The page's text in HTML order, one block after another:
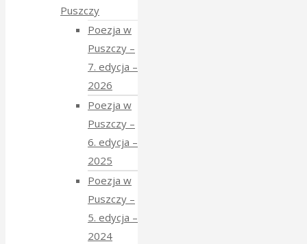
Puszczy
Poezja w
Puszczy –
7. edycja –
2026
Poezja w
Puszczy –
6. edycja –
2025
Poezja w
Puszczy –
5. edycja –
2024